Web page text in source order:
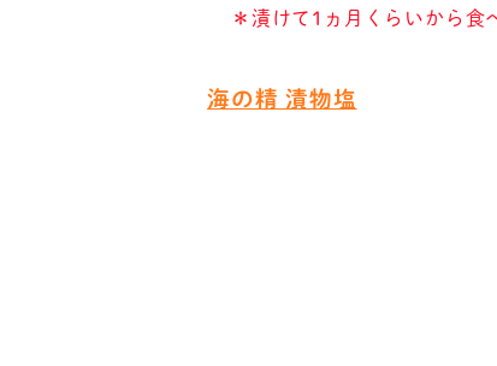
＊漬けて1ヵ月くらいから食
海の精 漬物塩